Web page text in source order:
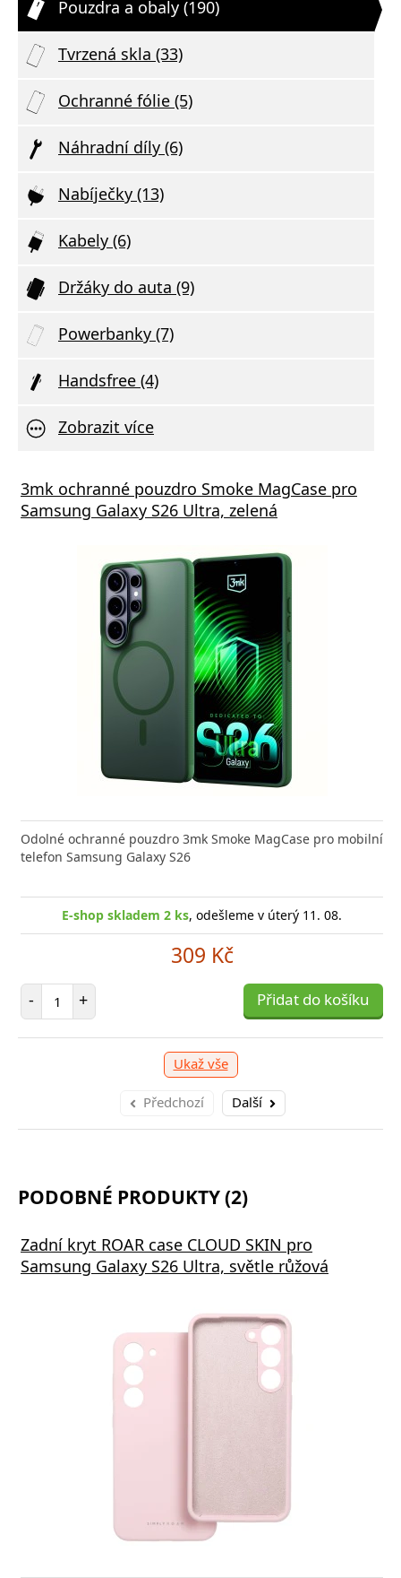
Pouzdra a obaly (190)
Tvrzená skla (33)
Ochranné fólie (5)
Náhradní díly (6)
Nabíječky (13)
Kabely (6)
Držáky do auta (9)
Powerbanky (7)
Handsfree (4)
Zobrazit více
3mk ochranné pouzdro Smoke MagCase pro
Samsung Galaxy S26 Ultra, zelená
Odolné ochranné pouzdro 3mk Smoke MagCase pro mobilní
telefon Samsung Galaxy S26
E-shop skladem 2 ks, odešleme v úterý 11. 08.
309 Kč
- Počet položek
+ Přidat do košíku
Ukaž vše
Předchozí Další
GaN5 Pro 65W černá
Pro 2C + U je výkonná a kompaktní nabíječka s
technologií, která
shop skladem 1 ks, odešleme v úterý 11. 08.
1 039 Kč
položek Přidat do košíku
Typ
E-
-
PODOBNÉ PRODUKTY (2)
Zadní kryt ROAR case CLOUD SKIN pro
Samsung Galaxy S26 Ultra, světle růžová